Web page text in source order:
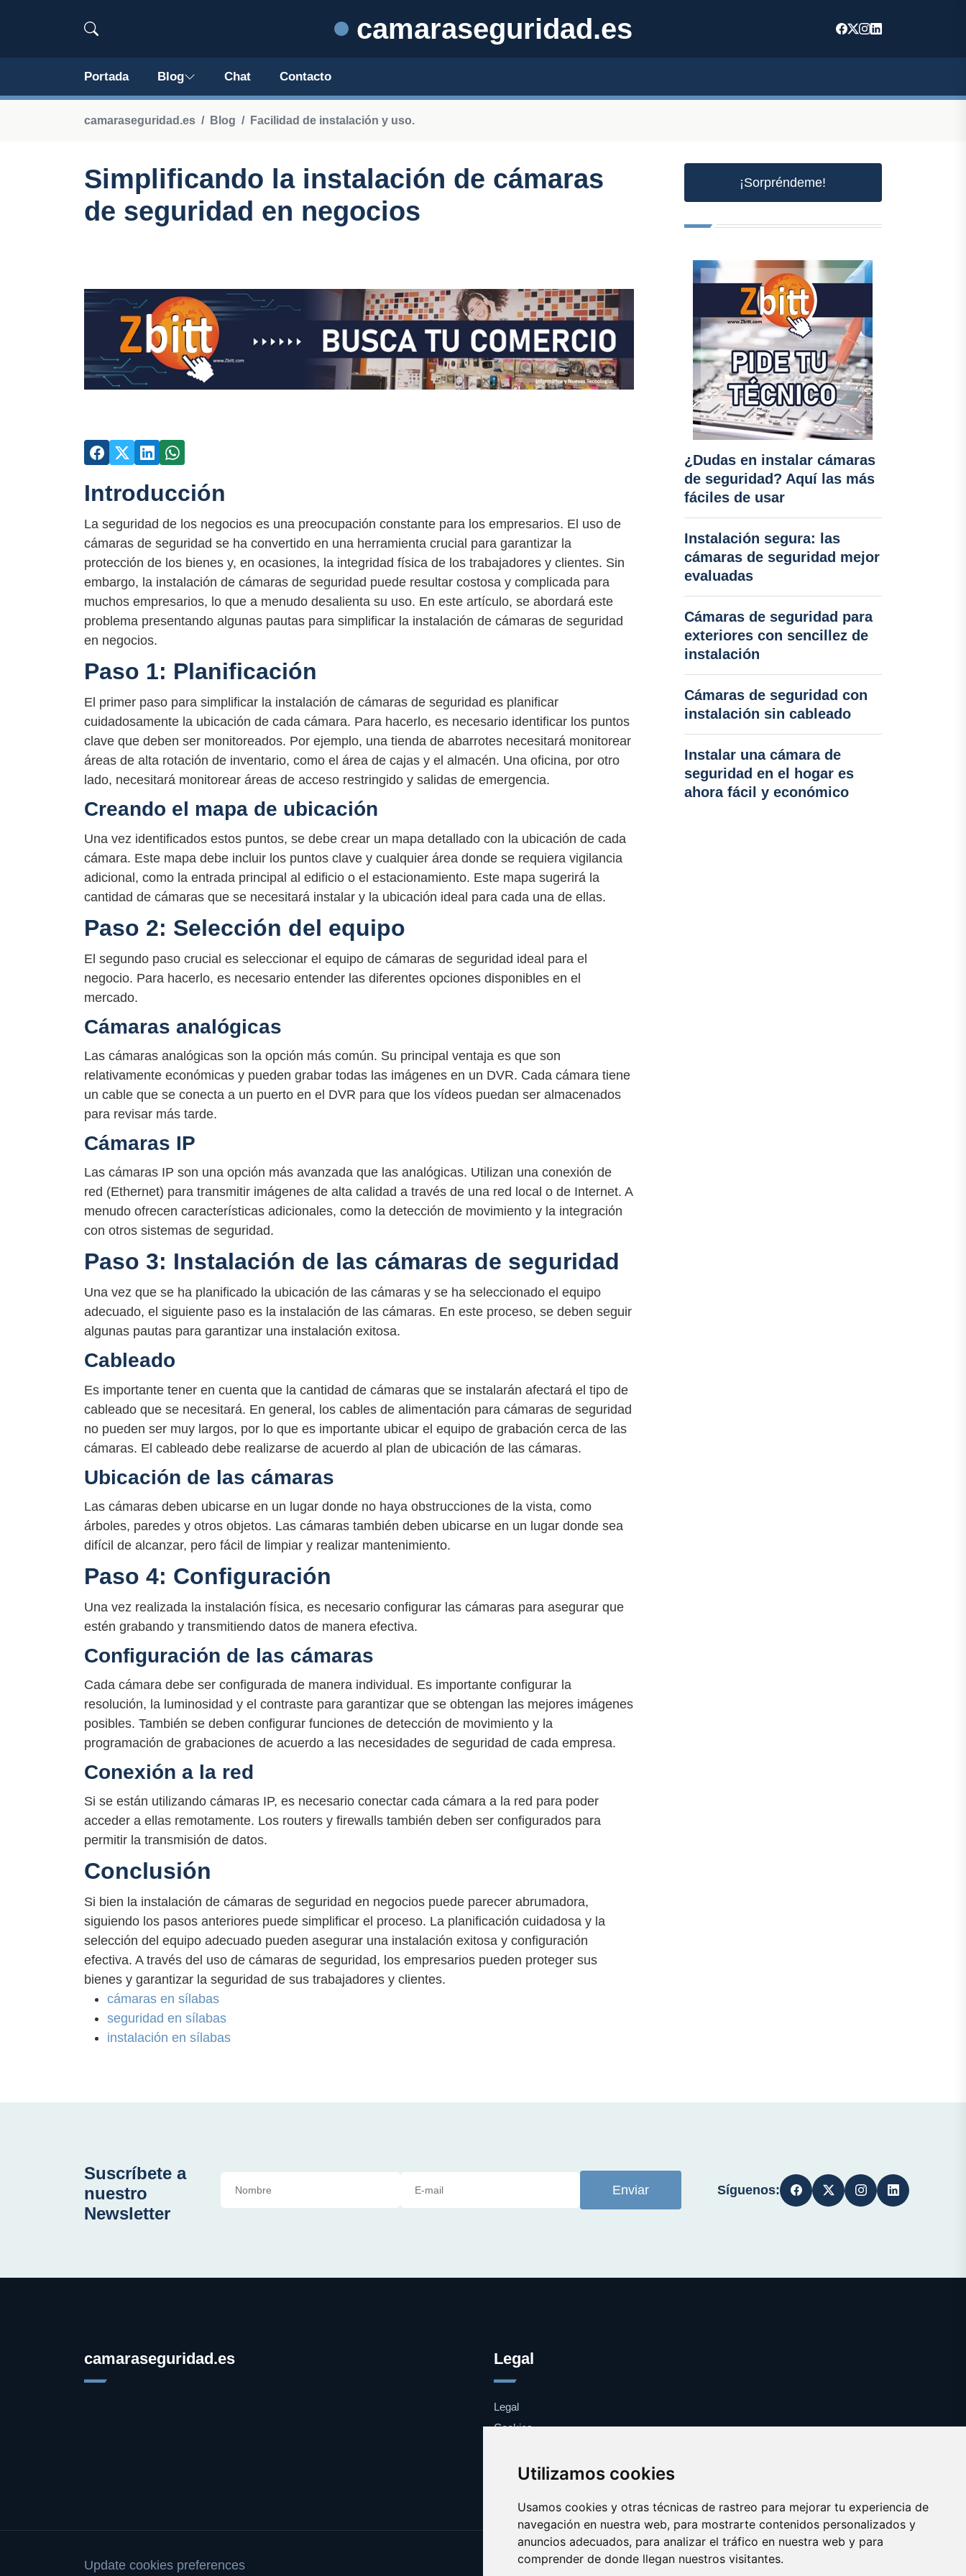
Utilizamos cookies
Usamos cookies y otras técnicas de rastreo para mejorar tu experiencia de
navegación en nuestra web, para mostrarte contenidos personalizados y
anuncios adecuados, para analizar el tráfico en nuestra web y para
comprender de donde llegan nuestros visitantes.
camaraseguridad.es
Portada Blog Chat Contacto
camaraseguridad.es Blog Facilidad de instalación y uso.
Simplificando la instalación de cámaras
de seguridad en negocios
Introducción
La seguridad de los negocios es una preocupación constante para los empresarios. El uso de
cámaras de seguridad se ha convertido en una herramienta crucial para garantizar la
protección de los bienes y, en ocasiones, la integridad física de los trabajadores y clientes. Sin
embargo, la instalación de cámaras de seguridad puede resultar costosa y complicada para
muchos empresarios, lo que a menudo desalienta su uso. En este artículo, se abordará este
problema presentando algunas pautas para simplificar la instalación de cámaras de seguridad
en negocios.
Paso 1: Planificación
El primer paso para simplificar la instalación de cámaras de seguridad es planificar
cuidadosamente la ubicación de cada cámara. Para hacerlo, es necesario identificar los puntos
clave que deben ser monitoreados. Por ejemplo, una tienda de abarrotes necesitará monitorear
áreas de alta rotación de inventario, como el área de cajas y el almacén. Una oficina, por otro
lado, necesitará monitorear áreas de acceso restringido y salidas de emergencia.
Creando el mapa de ubicación
Una vez identificados estos puntos, se debe crear un mapa detallado con la ubicación de cada
cámara. Este mapa debe incluir los puntos clave y cualquier área donde se requiera vigilancia
adicional, como la entrada principal al edificio o el estacionamiento. Este mapa sugerirá la
cantidad de cámaras que se necesitará instalar y la ubicación ideal para cada una de ellas.
Paso 2: Selección del equipo
El segundo paso crucial es seleccionar el equipo de cámaras de seguridad ideal para el
negocio. Para hacerlo, es necesario entender las diferentes opciones disponibles en el
mercado.
Cámaras analógicas
Las cámaras analógicas son la opción más común. Su principal ventaja es que son
relativamente económicas y pueden grabar todas las imágenes en un DVR. Cada cámara tiene
un cable que se conecta a un puerto en el DVR para que los vídeos puedan ser almacenados
para revisar más tarde.
Cámaras IP
Las cámaras IP son una opción más avanzada que las analógicas. Utilizan una conexión de
red (Ethernet) para transmitir imágenes de alta calidad a través de una red local o de Internet. A
menudo ofrecen características adicionales, como la detección de movimiento y la integración
con otros sistemas de seguridad.
Paso 3: Instalación de las cámaras de seguridad
Una vez que se ha planificado la ubicación de las cámaras y se ha seleccionado el equipo
adecuado, el siguiente paso es la instalación de las cámaras. En este proceso, se deben seguir
algunas pautas para garantizar una instalación exitosa.
Cableado
Es importante tener en cuenta que la cantidad de cámaras que se instalarán afectará el tipo de
cableado que se necesitará. En general, los cables de alimentación para cámaras de seguridad
no pueden ser muy largos, por lo que es importante ubicar el equipo de grabación cerca de las
cámaras. El cableado debe realizarse de acuerdo al plan de ubicación de las cámaras.
Ubicación de las cámaras
Las cámaras deben ubicarse en un lugar donde no haya obstrucciones de la vista, como
árboles, paredes y otros objetos. Las cámaras también deben ubicarse en un lugar donde sea
difícil de alcanzar, pero fácil de limpiar y realizar mantenimiento.
Paso 4: Configuración
Una vez realizada la instalación física, es necesario configurar las cámaras para asegurar que
estén grabando y transmitiendo datos de manera efectiva.
Configuración de las cámaras
Cada cámara debe ser configurada de manera individual. Es importante configurar la
resolución, la luminosidad y el contraste para garantizar que se obtengan las mejores imágenes
posibles. También se deben configurar funciones de detección de movimiento y la
programación de grabaciones de acuerdo a las necesidades de seguridad de cada empresa.
Conexión a la red
Si se están utilizando cámaras IP, es necesario conectar cada cámara a la red para poder
acceder a ellas remotamente. Los routers y firewalls también deben ser configurados para
permitir la transmisión de datos.
Conclusión
Si bien la instalación de cámaras de seguridad en negocios puede parecer abrumadora,
siguiendo los pasos anteriores puede simplificar el proceso. La planificación cuidadosa y la
selección del equipo adecuado pueden asegurar una instalación exitosa y configuración
efectiva. A través del uso de cámaras de seguridad, los empresarios pueden proteger sus
bienes y garantizar la seguridad de sus trabajadores y clientes.
cámaras en sílabas
seguridad en sílabas
instalación en sílabas
¡Sorpréndeme!
¿Dudas en instalar cámaras
de seguridad? Aquí las más
fáciles de usar
Instalación segura: las
cámaras de seguridad mejor
evaluadas
Cámaras de seguridad para
exteriores con sencillez de
instalación
Cámaras de seguridad con
instalación sin cableado
Instalar una cámara de
seguridad en el hogar es
ahora fácil y económico
Suscríbete a
nuestro
Newsletter
Enviar Síguenos:
camaraseguridad.es Legal
Legal
Cookies
Update cookies preferences Copyright © 2025